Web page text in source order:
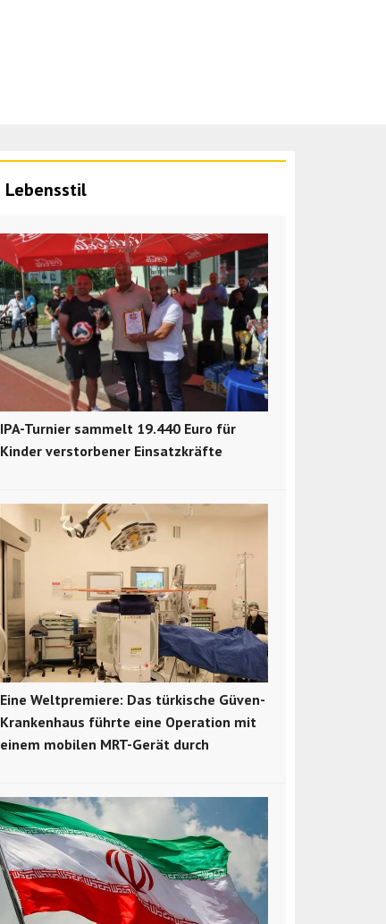
Lebensstil
IPA-Turnier sammelt 19.440 Euro für
Kinder verstorbener Einsatzkräfte
Eine Weltpremiere: Das türkische Güven-
Krankenhaus führte eine Operation mit
einem mobilen MRT-Gerät durch